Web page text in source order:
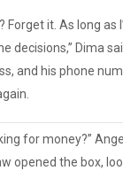
Forget it. As long as
decisions,” Dima
and his phone
for money?”
opened the box,